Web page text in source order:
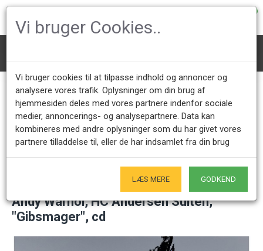
Kundeservice +45 28491875
Mandag - Fredag 9.00 - 17.00
Åbningstider showroom
Kun på forudgående aftale - Hverdage
- Naturligvis
Andy Warhol, HC Andersen Suiten,
"Gibsmager", cd
Vi bruger Cookies..
Vi bruger cookies til at tilpasse indhold og annoncer og
analysere vores trafik. Oplysninger om din brug af
hjemmesiden deles med vores partnere indenfor sociale
medier, annoncerings- og analysepartnere. Data kan
kombineres med andre oplysninger som du har givet vores
partnere tilladdelse til, eller de har indsamlet fra din brug
LÆS MERE GODKEND